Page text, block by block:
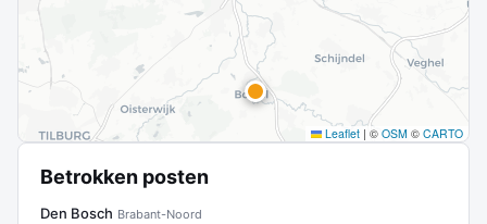
Leaflet | © OSM © CARTO
Betrokken posten
Den Bosch Brabant-Noord